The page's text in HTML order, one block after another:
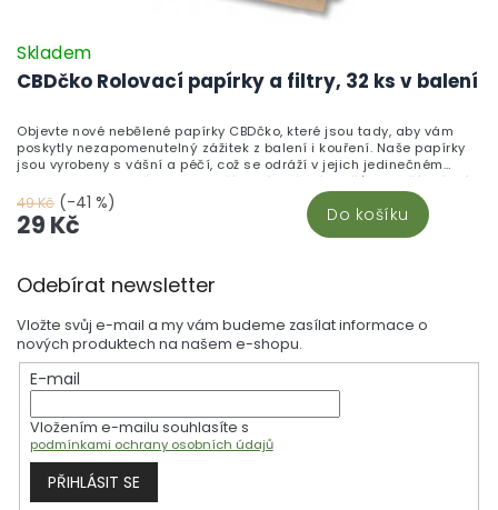
CBDčko Rolovací papírky a filtry, 32 ks v balení
Skladem
49 Kč (-41 %)
29 Kč Do košíku
Objevte nové nebělené papírky CBDčko, které jsou tady, aby vám
poskytly nezapomenutelný zážitek z balení i kouření. Naše papírky
jsou vyrobeny s vášní a péčí, což se odráží v jejich jedinečném
designu firmy CBDčko. Jejich přírodní složení zajišťuje lepší hoření a
snadné balení, a to z nich dělá ideální volbu pro každého milovníka
balení. Papírky CBDčko nejsou jen obyčejné papírky - jsou
prostředkem, jak vyjádřit naši lásku ke konopí a CBD. Vyberte si
Odebírat newsletter
Vložte svůj e-mail a my vám budeme zasílat informace o
nových produktech na našem e-shopu.
E-mail
Vložením e-mailu souhlasíte s
podmínkami ochrany osobních údajů
PŘIHLÁSIT SE